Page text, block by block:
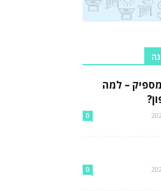
– למה
0
0